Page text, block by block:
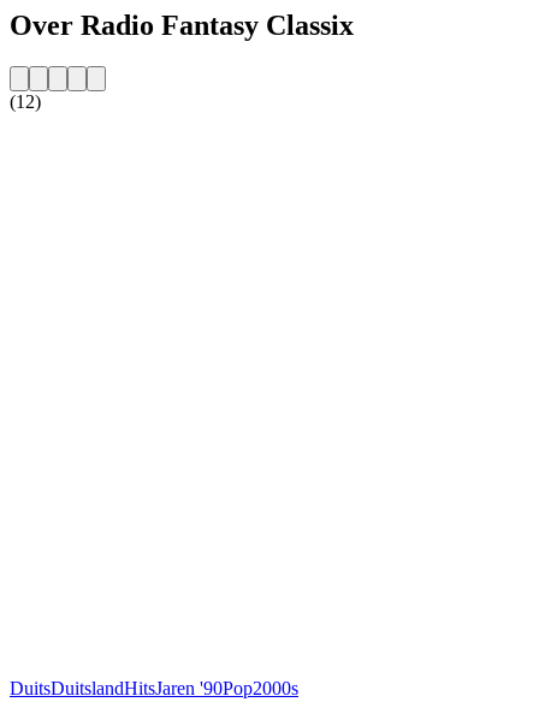
Over Radio Fantasy Classix
(12)
DuitsDuitslandHitsJaren '90Pop2000s